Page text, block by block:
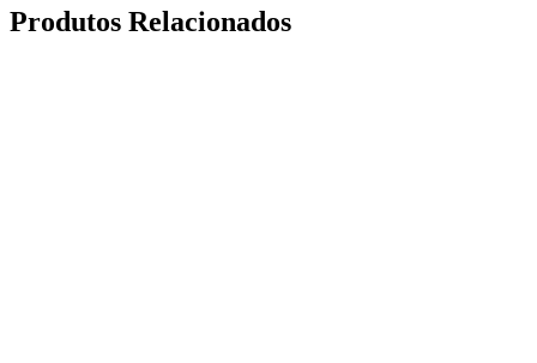
Produtos Relacionados